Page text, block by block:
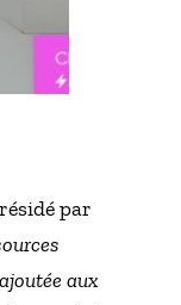
par
aux